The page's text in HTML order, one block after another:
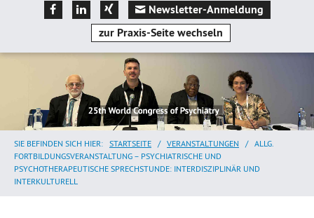
Newsletter-Anmeldung
zur Praxis-Seite wechseln
SIE BEFINDEN SICH HIER: STARTSEITE / VERANSTALTUNGEN / ALLG.
FORTBILDUNGSVERANSTALTUNG – PSYCHIATRISCHE UND
PSYCHOTHERAPEUTISCHE SPRECHSTUNDE: INTERDISZIPLINÄR UND
INTERKULTURELL